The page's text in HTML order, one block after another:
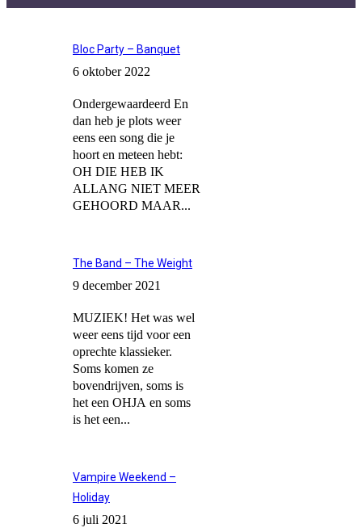
Bloc Party – Banquet
6 oktober 2022
Ondergewaardeerd En
dan heb je plots weer
eens een song die je
hoort en meteen hebt:
OH DIE HEB IK
ALLANG NIET MEER
GEHOORD MAAR...
The Band – The Weight
9 december 2021
MUZIEK! Het was wel
weer eens tijd voor een
oprechte klassieker.
Soms komen ze
bovendrijven, soms is
het een OHJA en soms
is het een...
Vampire Weekend –
Holiday
6 juli 2021